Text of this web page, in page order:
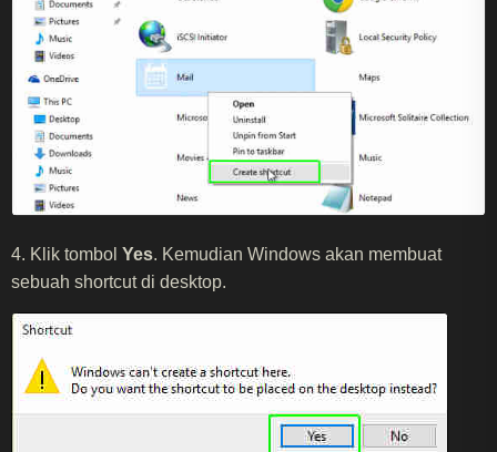
4. Klik tombol Yes. Kemudian Windows akan membuat
sebuah shortcut di desktop.